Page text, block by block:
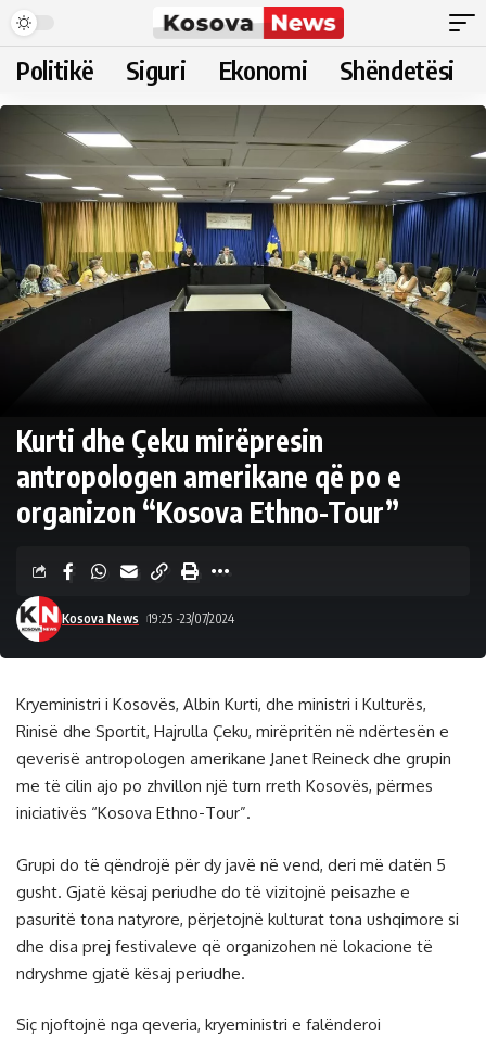
Politikë Siguri Ekonomi Shëndetësi
Kurti dhe Çeku mirëpresin
antropologen amerikane që po e
organizon “Kosova Ethno-Tour”
Kosova News 19:25 -23/07/2024
Kryeministri i Kosovës, Albin Kurti, dhe ministri i Kulturës,
Rinisë dhe Sportit, Hajrulla Çeku, mirëpritën në ndërtesën e
qeverisë antropologen amerikane Janet Reineck dhe grupin
me të cilin ajo po zhvillon një turn rreth Kosovës, përmes
iniciativës “Kosova Ethno-Tour”.
Grupi do të qëndrojë për dy javë në vend, deri më datën 5
gusht. Gjatë kësaj periudhe do të vizitojnë peisazhe e
pasuritë tona natyrore, përjetojnë kulturat tona ushqimore si
dhe disa prej festivaleve që organizohen në lokacione të
ndryshme gjatë kësaj periudhe.
Siç njoftojnë nga qeveria, kryeministri e falënderoi